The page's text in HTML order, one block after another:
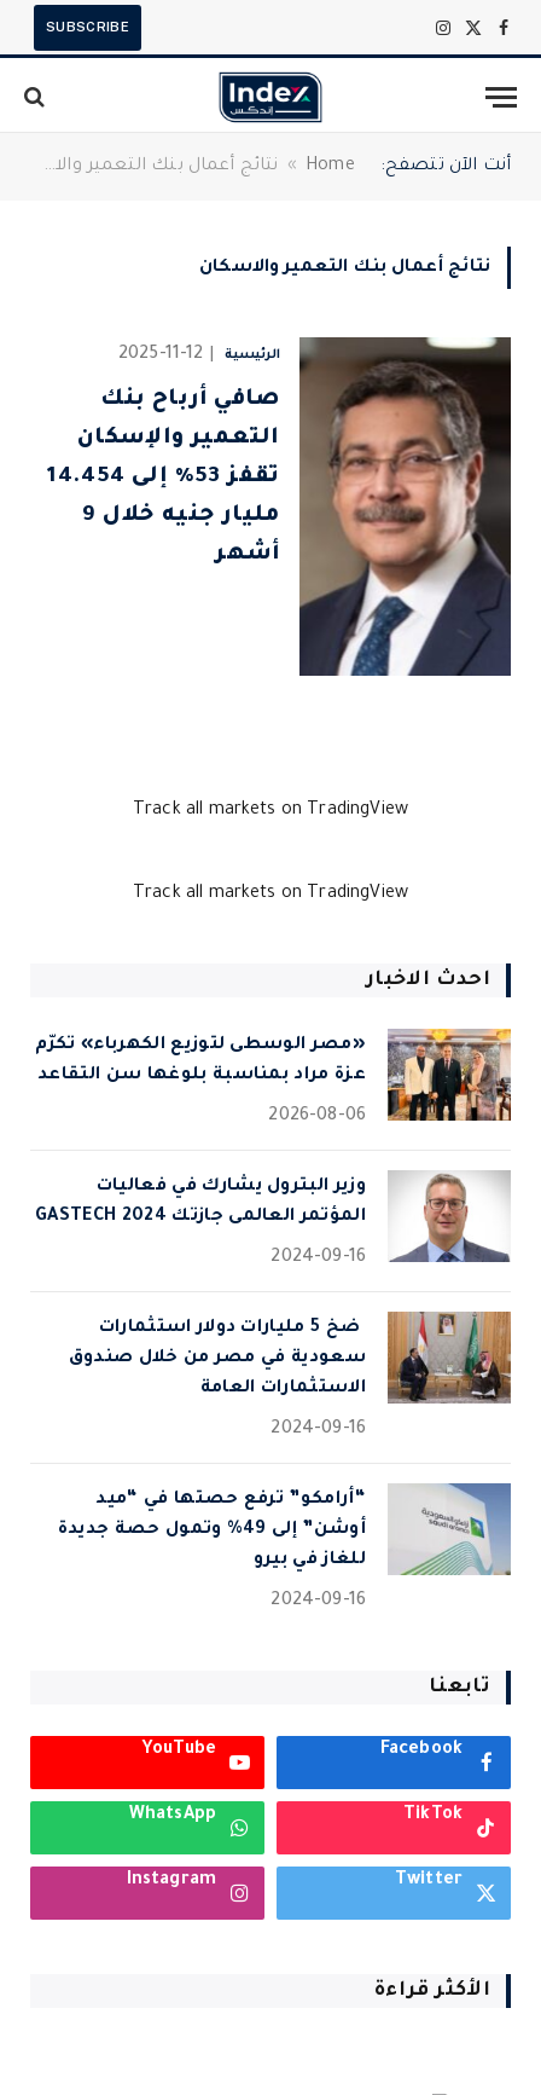
فيسبوك
X
الانستغرام
SUBSCRIBE
أنت الآن تتصفح: Home
» نتائج أعمال بنك التعمير والاسكان
نتائج أعمال بنك التعمير والاسكان
الرئيسية 2025-11-12
صافي أرباح بنك
التعمير والإسكان
تقفز 53% إلى 14.454
مليار جنيه خلال 9
أشهر
Track all markets on TradingView
Track all markets on TradingView
احدث الاخبار
«مصر الوسطى لتوزيع الكهرباء» تكرّم
عزة مراد بمناسبة بلوغها سن التقاعد
2026-08-06
وزير البترول يشارك في فعاليات
المؤتمر العالمى جازتك 2024 GASTECH
2024-09-16
⁠ ضخ 5 مليارات دولار استثمارات
سعودية في مصر من خلال صندوق
الاستثمارات العامة
2024-09-16
“أرامكو” ترفع حصتها في “ميد
أوشن” إلى 49% وتمول حصة جديدة
للغاز في بيرو
2024-09-16
تابعنا
Facebook
YouTube
TikTok
WhatsApp
Twitter
Instagram
الأكثر قراءة